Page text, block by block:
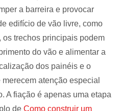
a barreira e provocar
edifício de vão livre, como
, os trechos principais podem
do vão e alimentar a
dos painéis e o
atenção especial
A fiação é apenas uma etapa
de Como construir um